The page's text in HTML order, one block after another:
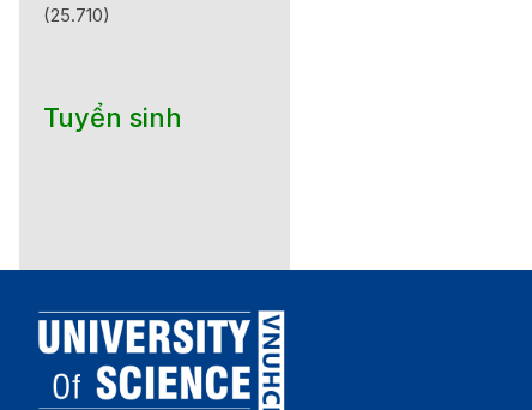
(25.710)
Tuyển sinh